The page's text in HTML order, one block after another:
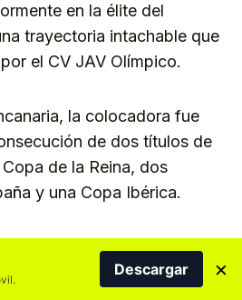
en la élite del
trayectoria intachable que
el CV JAV Olímpico.
la colocadora fue
de dos títulos de
de la Reina, dos
y una Copa Ibérica.
años en Gran Canaria, Ale
el salto a una liga europea y
Descargar ×